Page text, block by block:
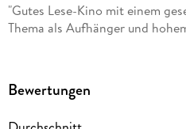
"Gutes Lese-Kino mit einem
Thema als Aufhänger und
"Ein fesselnder Krimi mit
selbstironischen Berlin-
Bewertungen